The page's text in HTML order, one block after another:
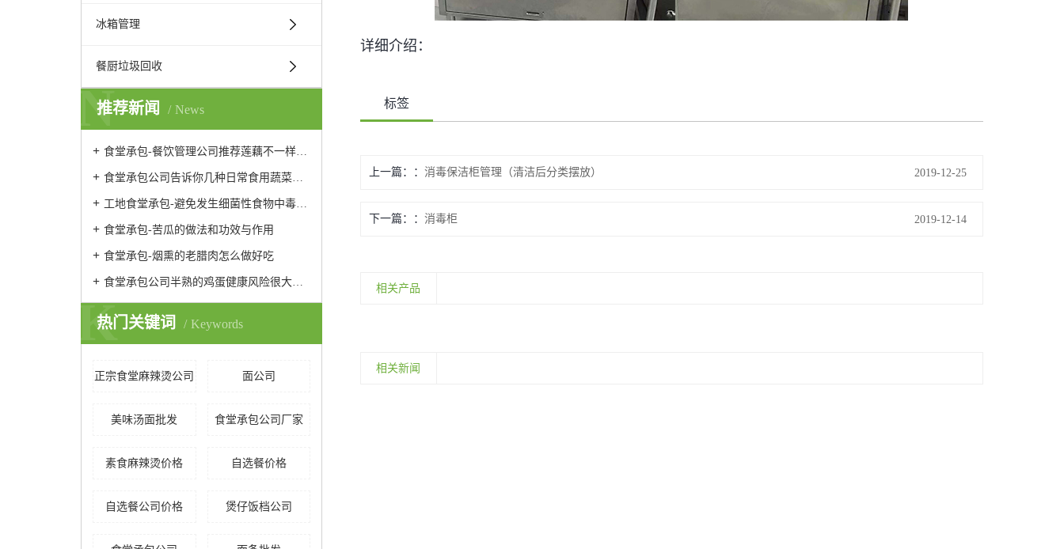
冰箱管理
餐厨垃圾回收
推荐新闻 News
N
食堂承包-餐饮管理公司推荐莲藕不一样的做法
食堂承包公司告诉你几种日常食用蔬菜的保鲜方法
工地食堂承包-避免发生细菌性食物中毒的预防性措施
食堂承包-苦瓜的做法和功效与作用
食堂承包-烟熏的老腊肉怎么做好吃
食堂承包公司半熟的鸡蛋健康风险很大易引发腹泻发烧
热门关键词 Keywords
K
正宗食堂麻辣烫公司 面公司
美味汤面批发 食堂承包公司厂家
素食麻辣烫价格 自选餐价格
自选餐公司价格 煲仔饭档公司
详细介绍：
标签
上一篇： 消毒保洁柜管理（清洁后分类摆放） 2019-12-25
下一篇： 消毒柜 2019-12-14
相关产品
相关新闻